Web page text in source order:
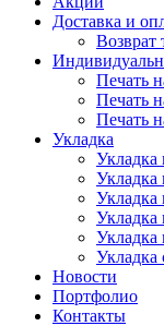
Доставка и
Возврат
Печать
Печать
Печать
Укладка
Укладка
Укладка
Укладка
Укладка
Новости
Портфолио
Контакты